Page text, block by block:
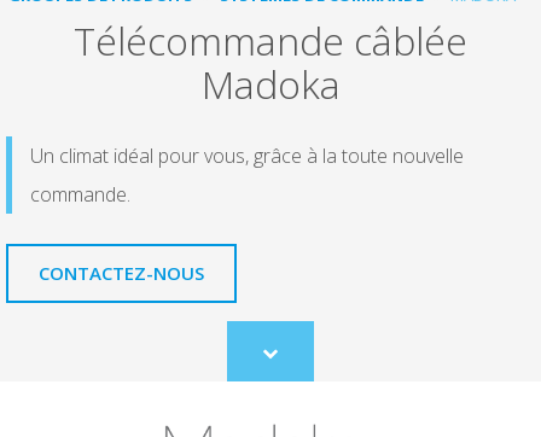
Télécommande câblée
Madoka
Un climat idéal pour vous, grâce à la toute nouvelle
commande.
CONTACTEZ-NOUS
Scroll
to